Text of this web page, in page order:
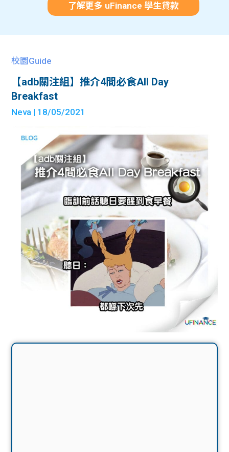
了解更多 uFinance 學生貸款
校園Guide
【adb關注組】推介4間必食All Day
Breakfast
Neva | 18/05/2021